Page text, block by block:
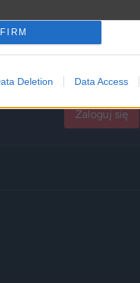
Deletion Data Access
🔞
Zaloguj się i potwierdź wiek,
Zaloguj się